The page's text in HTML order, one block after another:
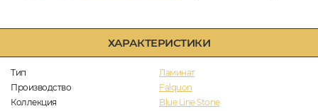
ХАРАКТЕРИСТИКИ
Тип
Ламинат
Производство
Falquon
Коллекция
Blue Line Stone